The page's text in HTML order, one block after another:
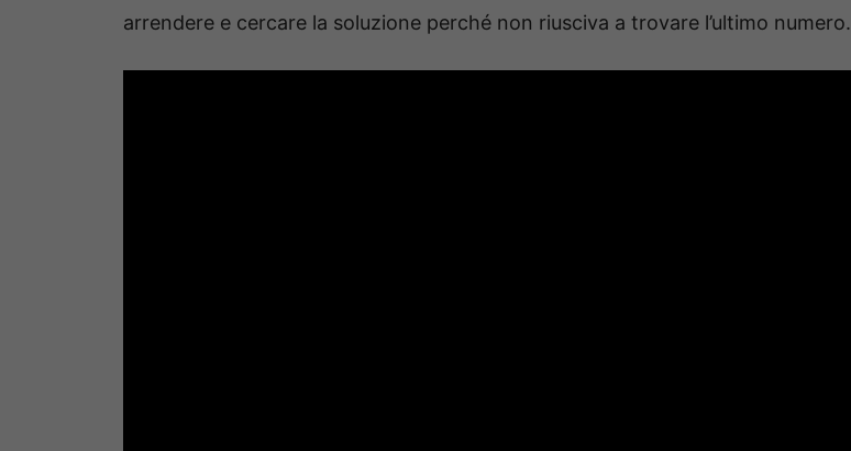
arrendere e cercare la soluzione perché non riusciva a trovare l’ultimo numero.